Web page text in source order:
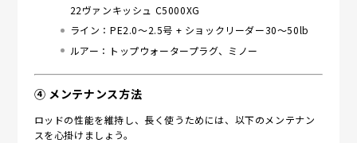
22ヴァンキッシュ C5000XG
ライン：PE2.0～2.5号 + ショックリーダー30～50lb
ルアー：トップウォータープラグ、ミノー
④ メンテナンス方法
ロッドの性能を維持し、長く使うためには、以下のメンテナン
スを心掛けましょう。